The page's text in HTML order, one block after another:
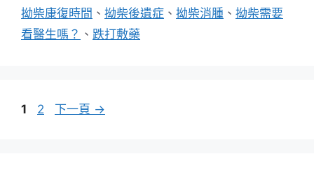
拗柴康復時間 、 拗柴後遺症 、 拗柴消腫 、 拗柴需要
看醫生嗎？ 、 跌打敷藥
頁
1
頁
2 下一頁 →